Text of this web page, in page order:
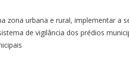
zona urbana e rural, implementar a
de vigilância dos prédios